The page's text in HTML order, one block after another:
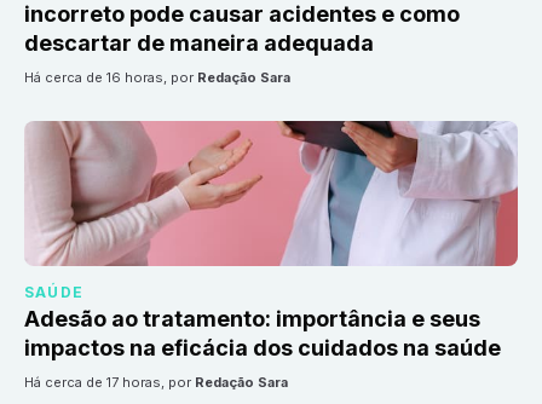
incorreto pode causar acidentes e como
descartar de maneira adequada
há cerca de 16 horas, por Redação Sara
SAÚDE
Adesão ao tratamento: importância e seus
impactos na eficácia dos cuidados na saúde
há cerca de 17 horas, por Redação Sara